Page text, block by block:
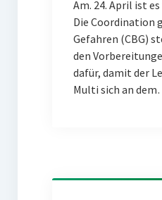
Am. 24. April ist
Die Coordination
Gefahren (CBG)
den
dafür, damit der
Multi sich an